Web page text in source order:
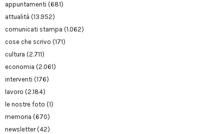
appuntamenti (681)
attualità (13.952)
comunicati stampa (1.062)
cose che scrivo (171)
cultura (2.711)
economia (2.061)
interventi (176)
lavoro (2.184)
le nostre foto (1)
memoria (670)
newsletter(42)